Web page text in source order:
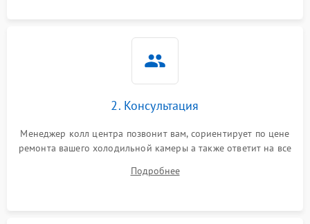
2. Консультация
Менеджер колл центра позвонит вам, сориентирует по цене
ремонта вашего холодильной камеры а также ответит на все
Подробнее